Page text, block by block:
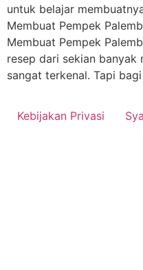
untuk belajar
Membuat Pempek
Membuat Pempek
resep dari sekian banyak
sangat terkenal. Tapi
Kebijakan Privasi